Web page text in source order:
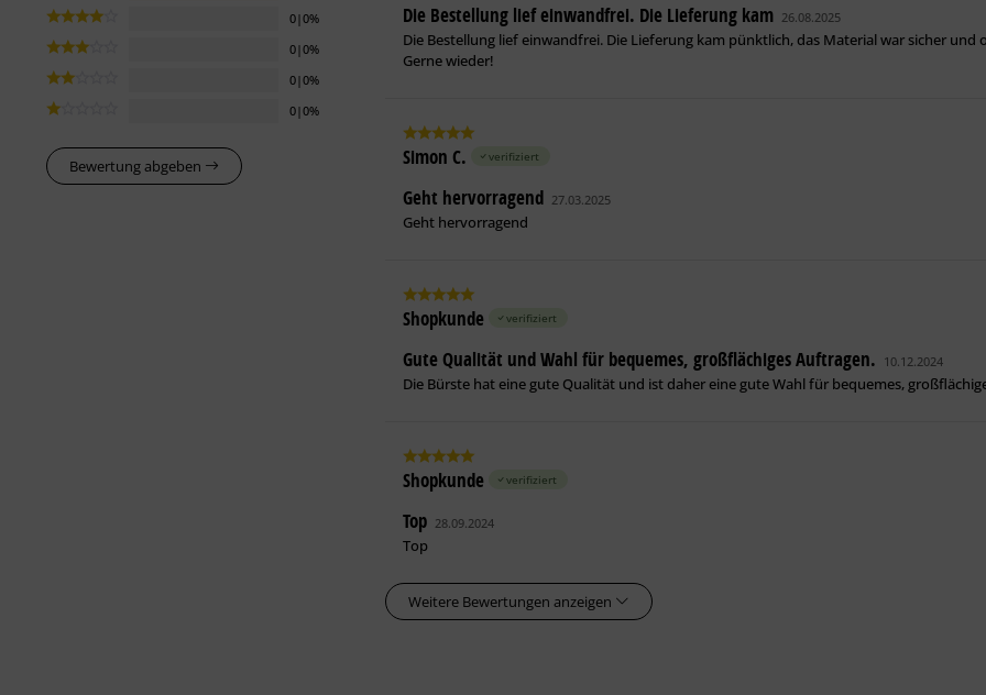
0|0%
0|0%
0|0%
0|0%
Bewertung abgeben
Die Bestellung lief einwandfrei. Die Lieferung kam 26.08.2025
Die Bestellung lief einwandfrei. Die Lieferung kam pünktlich, das Material war sicher
Gerne wieder!
Simon C. verifiziert
Geht hervorragend 27.03.2025
Geht hervorragend
Shopkunde verifiziert
Gute Qualität und Wahl für bequemes, großflächiges Auftragen. 10.12.2024
Die Bürste hat eine gute Qualität und ist daher eine gute Wahl für bequemes,
Shopkunde verifiziert
Top 28.09.2024
Top
Weitere Bewertungen anzeigen